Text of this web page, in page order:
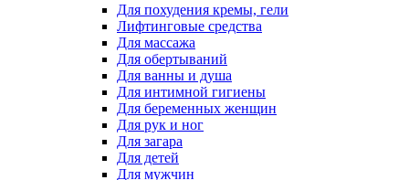
Для похудения кремы, гели
Лифтинговые средства
Для массажа
Для обертываний
Для ванны и душа
Для интимной гигиены
Для беременных женщин
Для рук и ног
Для загара
Для детей
Для мужчин